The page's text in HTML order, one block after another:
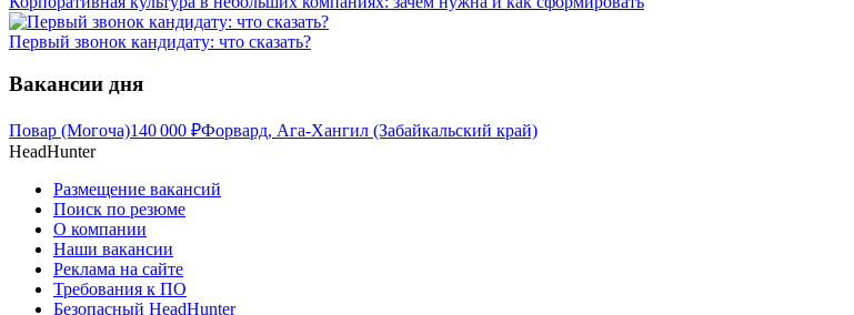
Первый звонок кандидату: что сказать?
Вакансии дня
Повар (Могоча)140 000 ₽Форвард, Ага-Хангил (Забайкальский край)
HeadHunter
Размещение вакансий
Поиск по резюме
О компании
Наши вакансии
Реклама на сайте
Требования к ПО
Безопасный HeadHunter